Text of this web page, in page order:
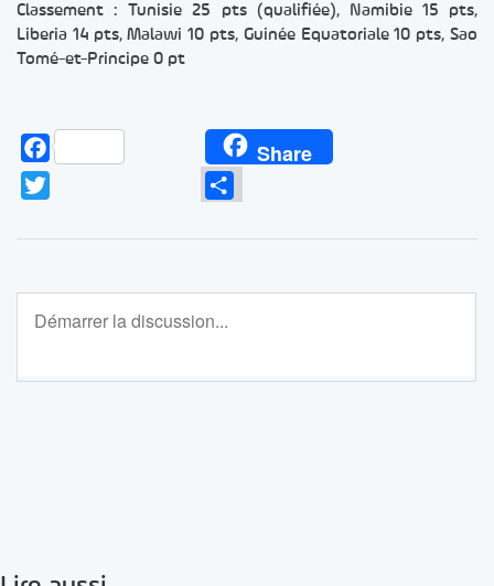
Classement : Tunisie 25 pts (qualifiée), Namibie 15 pts,
Liberia 14 pts, Malawi 10 pts, Guinée Equatoriale 10 pts, Sao
Tomé-et-Principe 0 pt
Facebook Share